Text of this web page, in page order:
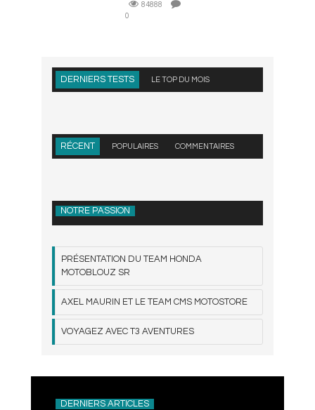
84888
0
DERNIERS TESTS LE TOP DU MOIS
RÉCENT POPULAIRES COMMENTAIRES
NOTRE PASSION
PRÉSENTATION DU TEAM HONDA
MOTOBLOUZ SR
AXEL MAURIN ET LE TEAM CMS MOTOSTORE
VOYAGEZ AVEC T3 AVENTURES
DERNIERS ARTICLES